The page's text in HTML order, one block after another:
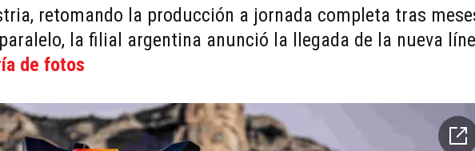
retomando la producción a jornada completa tras
la filial argentina anunció la llegada de la nueva
de fotos